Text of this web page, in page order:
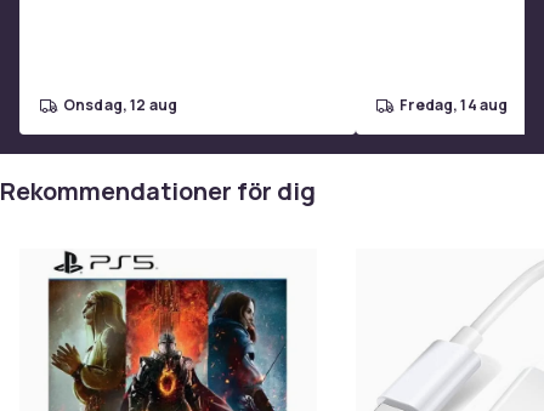
onsdag, 12 aug fredag, 14 aug
Rekommendationer för dig